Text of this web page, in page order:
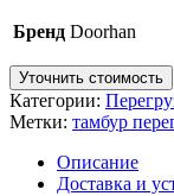
Бренд Doorhan
Уточнить стоимость
Категории:
Метки: тамбур
Описание
Доставка и